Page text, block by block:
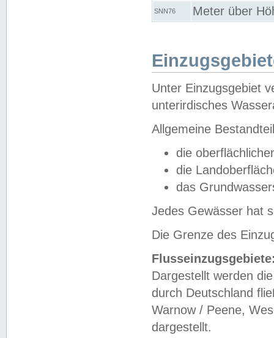
SNN76 Meter über
Unter Einzugsgebiet
unterirdisches
Allgemeine
die
die
das
Jedes Gewässer hat
Die Grenze des
Dargestellt werden
durch Deutschland
Warnow / Peene,
dargestellt.